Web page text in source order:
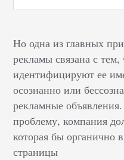
Но одна из главных
рекламы связана с тем,
идентифицируют ее
осознанно или
рекламные
проблему, компания
которая бы органично
страницы